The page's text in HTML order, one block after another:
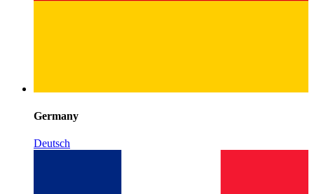
Germany
Deutsch